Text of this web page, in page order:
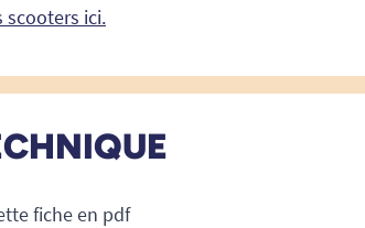
scooters ici.
fiche en pdf